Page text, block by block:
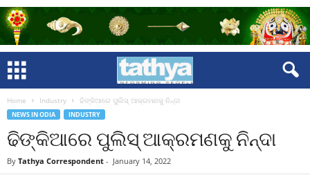
Home Industry ଢିଙ୍କିଆରେ ପୁଲିସ୍‍ ଆକ୍ରମଣକୁ ନିନ୍ଦା
NEWS IN ODIA INDUSTRY
ଢିଙ୍କିଆରେ ପୁଲିସ୍‍ ଆକ୍ରମଣକୁ ନିନ୍ଦା
By Tathya Correspondent - January 14, 2022